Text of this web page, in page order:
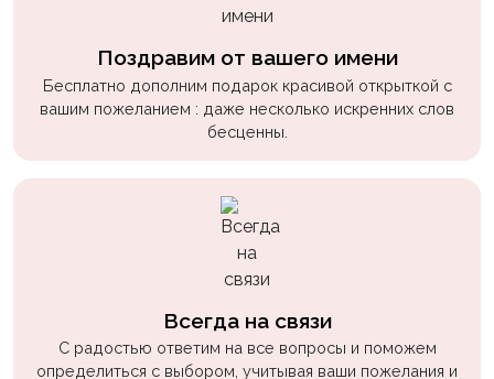
Поздравим от вашего имени
Бесплатно дополним подарок красивой открыткой с
вашим пожеланием : даже несколько искренних слов
бесценны.
Всегда на связи
С радостью ответим на все вопросы и поможем
определиться с выбором, учитывая ваши пожелания и